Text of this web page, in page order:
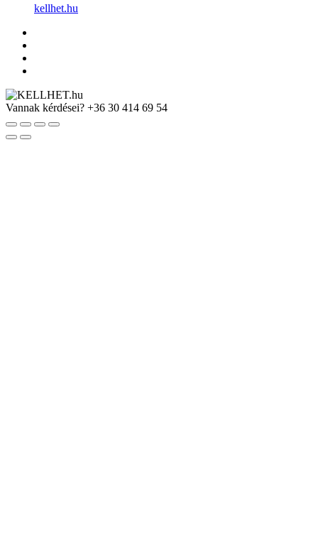
kellhet.hu
Vannak kérdései? +36 30 414 69 54